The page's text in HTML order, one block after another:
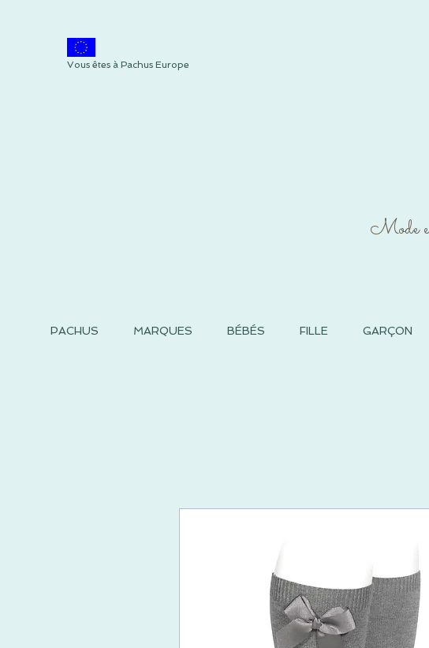
Vous êtes à Pachus Europe
Mode
PACHUS MARQUES BÉBÉS FILLE GARÇON